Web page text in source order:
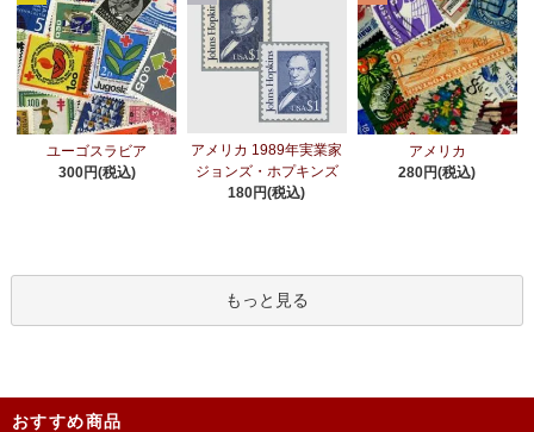
ユーゴスラビア
300円(税込)
アメリカ 1989年実業家
ジョンズ・ホプキンズ
180円(税込)
アメリカ
280円(税込)
もっと見る
おすすめ商品